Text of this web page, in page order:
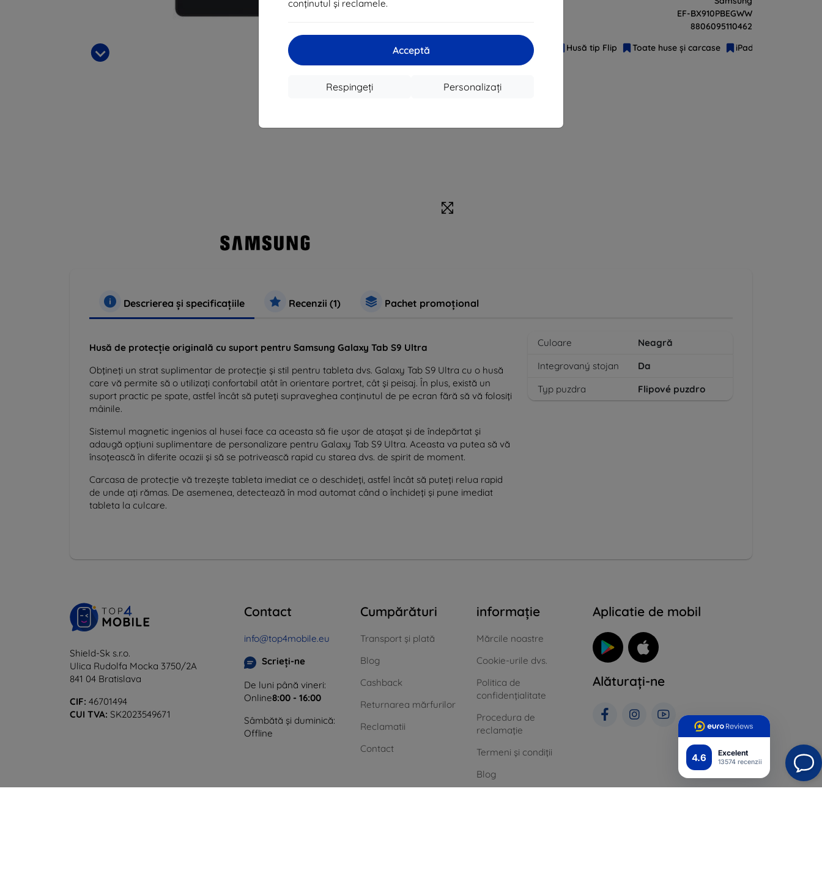
4.6 Excelent
13574 recenzii
conținutul și reclamele.
Acceptă
Personalizați
Respingeți
EF-BX910PBEGWW
8806095110462
Huse și carcase
Husă tip Flip Toate huse și carcase iPad, Tablet
Descrierea și specificațiile Recenzii (1) Pachet promoțional
Husă de protecție originală cu suport pentru Samsung Galaxy Tab S9 Ultra
Obțineți un strat suplimentar de protecție și stil pentru tableta dvs. Galaxy Tab S9 Ultra cu o husă
care vă permite să o utilizați confortabil atât în orientare portret, cât și peisaj. În plus, există un
suport practic pe spate, astfel încât să puteți supraveghea conținutul de pe ecran fără să vă folosiți
mâinile.
Sistemul magnetic ingenios al husei face ca aceasta să fie ușor de atașat și de îndepărtat și
adaugă opțiuni suplimentare de personalizare pentru Galaxy Tab S9 Ultra. Aceasta va putea să vă
însoțească în diferite ocazii și să se potrivească rapid cu starea dvs. de spirit de moment.
Carcasa de protecție vă trezește tableta imediat ce o deschideți, astfel încât să puteți relua rapid
de unde ați rămas. De asemenea, detectează în mod automat când o închideți și pune imediat
tableta la culcare.
Culoare
Neagră
Integrovaný stojan
Da
Typ puzdra
Flipové puzdro
Shield-Sk s.r.o.
Ulica Rudolfa Mocka 3750/2A
841 04 Bratislava
CIF: 46701494
CUI TVA: SK2023549671
Contact
info@top4mobile.eu
Scrieți-ne
De luni până vineri:
Online8:00 - 16:00
Sâmbătă și duminică:
Offline
Cumpărături
Transport și plată
Blog
Cashback
Returnarea mărfurilor
Reclamatii
Contact
informație
Mărcile noastre
Cookie-urile dvs.
Politica de
confidențialitate
Procedura de
reclamație
Termeni și condiții
Blog
Aplicatie de mobil
Alăturați-ne